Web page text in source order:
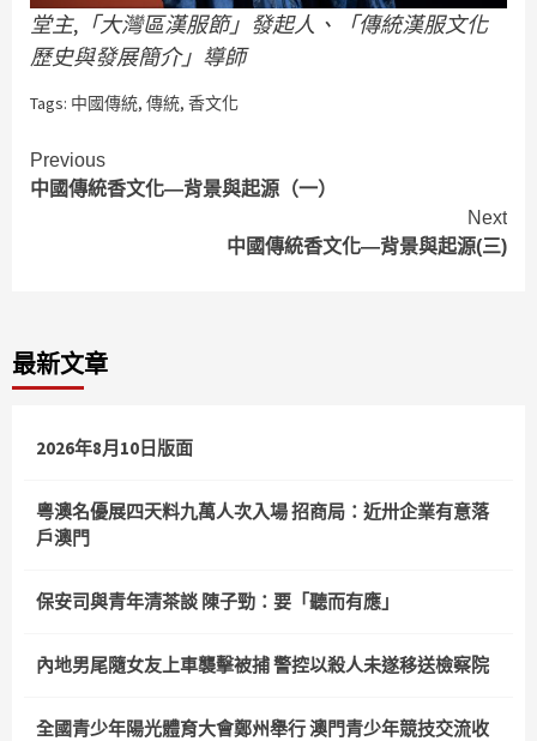
堂主, 「大灣區漢服節」發起人、「傳統漢服文化
歷史與發展簡介」導師
Tags: 中國傳統, 傳統, 香文化
Continue
Reading
Previous
中國傳統香文化—背景與起源（一）
Next
中國傳統香文化—背景與起源(三)
最新文章
2026年8月10日版面
粵澳名優展四天料九萬人次入場 招商局：近卅企業有意落
戶澳門
保安司與青年清茶談 陳子勁：要「聽而有應」
內地男尾隨女友上車襲擊被捕 警控以殺人未遂移送檢察院
全國青少年陽光體育大會鄭州舉行 澳門青少年競技交流收